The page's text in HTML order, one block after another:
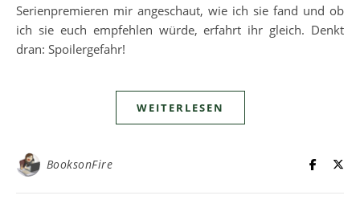
Serienpremieren mir angeschaut, wie ich sie fand und ob
ich sie euch empfehlen würde, erfahrt ihr gleich. Denkt
dran: Spoilergefahr!
WEITERLESEN
BooksonFire